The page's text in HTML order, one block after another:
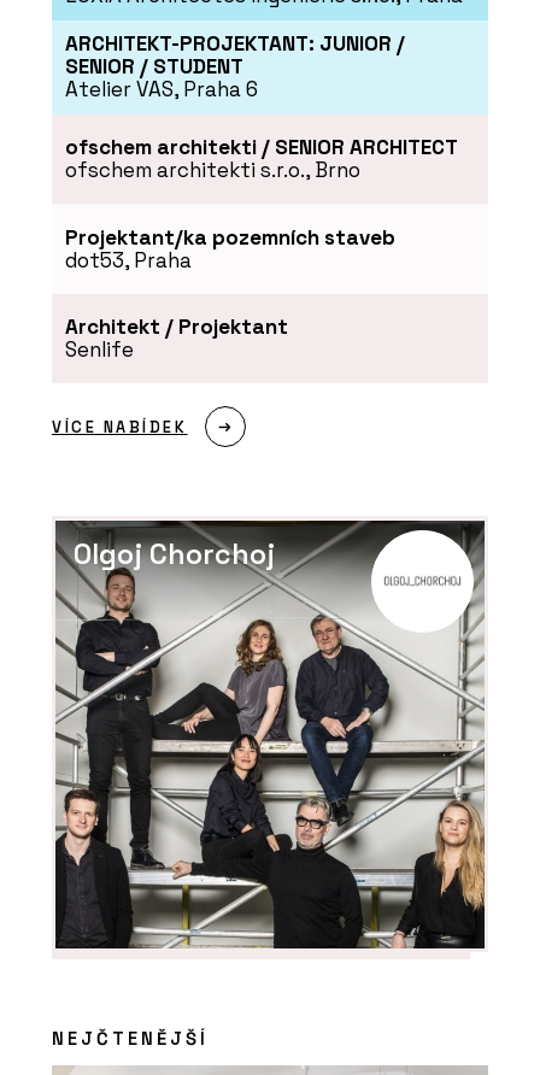
O FIRMĚ
PRODUKTY
Porcelánová kolekce Decento®
ČLÁNKY
Od teď můžete navrhovat chytré
domy jako standard. Jak?
ARCHITEKT-PROJEKTANT: JUNIOR /
SENIOR / STUDENT
Atelier VAS, Praha 6
ofschem architekti / SENIOR ARCHITECT
ofschem architekti s.r.o., Brno
Projektant/ka pozemních staveb
dot53, Praha
Architekt / Projektant
Senlife
VÍCE NABÍDEK
Olgoj Chorchoj
NEJČTENĚJŠÍ